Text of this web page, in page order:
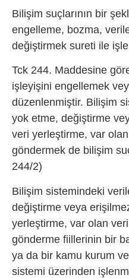
Bilişim suçlarının bir
engelleme, bozma,
değiştirmek sureti ile
Tck 244. Maddesine
işleyişini engellemek
düzenlenmiştir. Bilişim
yok etme, değiştirme
veri yerleştirme, var
göndermek de bilişim
244/2)
Bilişim sistemindeki
değiştirme veya
yerleştirme, var olan
gönderme fiillerinin bir
ya da bir kamu kurum
sistemi üzerinden